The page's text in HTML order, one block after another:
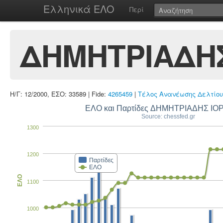
Ελληνικά ΕΛΟ Περί
Η/Γ: 12/2000, ΕΣΟ: 33589 | Fide: 4265459 | Τέλος Ανανέωσης Δελτίου
ΕΛΟ και Παρτίδες ΔΗΜΗΤΡΙΑΔΗΣ
Source: chessfed.gr
Παρτίδες
ΕΛΟ
1000
1100
1200
1300
ΕΛΟ